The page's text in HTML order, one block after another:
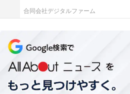
日本一清潔な温浴施設を目指
脱衣所やお風呂を含めた館内
理が行き届いており、いつで
ラックスできます。
合同会社デジタルファーム